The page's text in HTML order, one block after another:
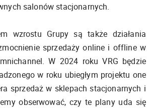
salonów stacjonarnych.
wzrostu Grupy są także działania
sprzedaży online i offline w
W 2024 roku VRG będzie
w roku ubiegłym projektu one
sprzedaż w sklepach stacjonarnych i
obserwować, czy te plany uda się